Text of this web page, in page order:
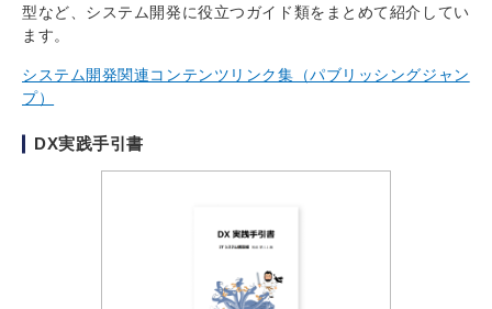
型など、システム開発に役立つガイド類をまとめて紹介してい
ます。
システム開発関連コンテンツリンク集（パブリッシングジャン
プ）
DX実践手引書